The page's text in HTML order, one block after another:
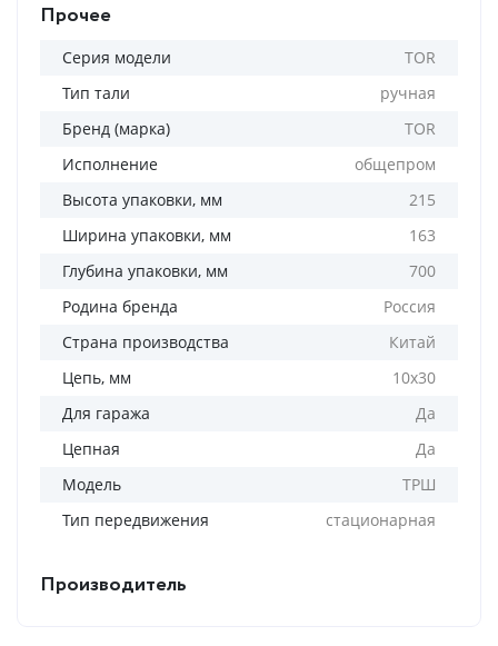
Прочее
Серия модели
TOR
Тип тали
ручная
Бренд (марка)
TOR
Исполнение
общепром
Высота упаковки, мм
215
Ширина упаковки, мм
163
Глубина упаковки, мм
700
Родина бренда
Россия
Страна производства
Китай
Цепь, мм
10х30
Для гаража
Да
Цепная
Да
Модель
ТРШ
Тип передвижения
стационарная
Производитель